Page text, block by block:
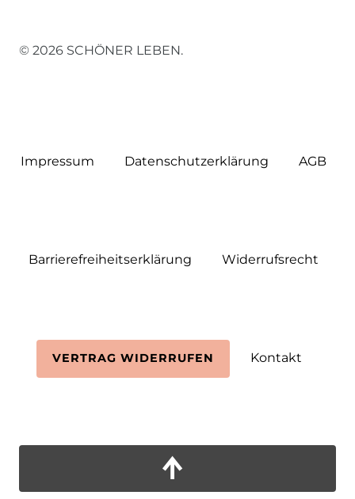
© 2026 SCHÖNER LEBEN.
Impressum Daten­schutz­erklärung AGB
Barrierefreiheitserklärung Widerrufs­recht
VERTRAG WIDERRUFEN Kontakt